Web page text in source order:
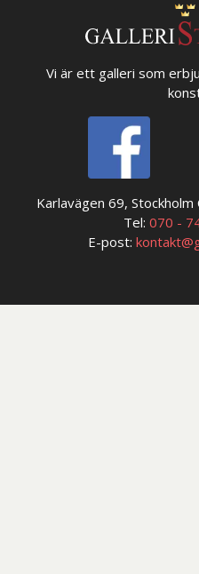
Vi är ett galleri som
Karlavägen 69,
Tel: 070 -
E-post: